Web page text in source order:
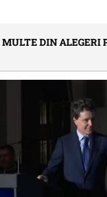
DIN ALEGERI